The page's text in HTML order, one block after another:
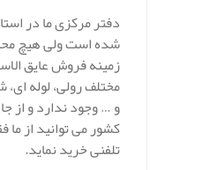
دفتر مرکزی ما در
شده است ولی هیچ
زمینه فروش عایق
مختلف رولی، لوله
و … وجود ندارد و از
کشور می توانید از
تلفنی خرید نماید.